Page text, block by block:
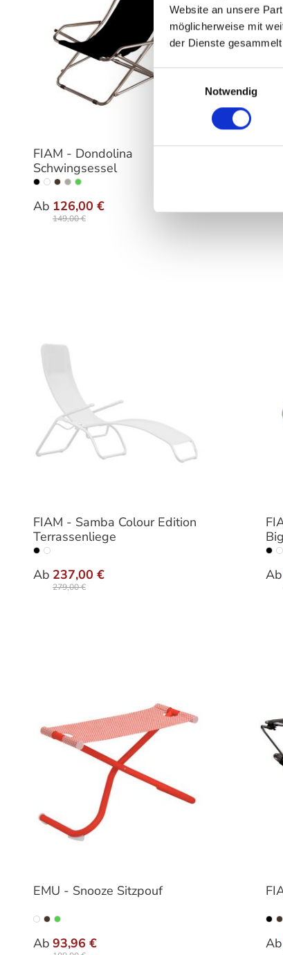
Website an unsere
möglicherweise mit
der Dienste
Einwilligungsauswahl
Notwendig
FIAM - Dondolina
Schwingsessel
Ab 126,00 €
149,00 €
FIAM - Samba Colour Edition
Terrassenliege
Ab 237,00 €
279,00 €
Ab
EMU - Snooze Sitzpouf
Ab 93,96 € Ab